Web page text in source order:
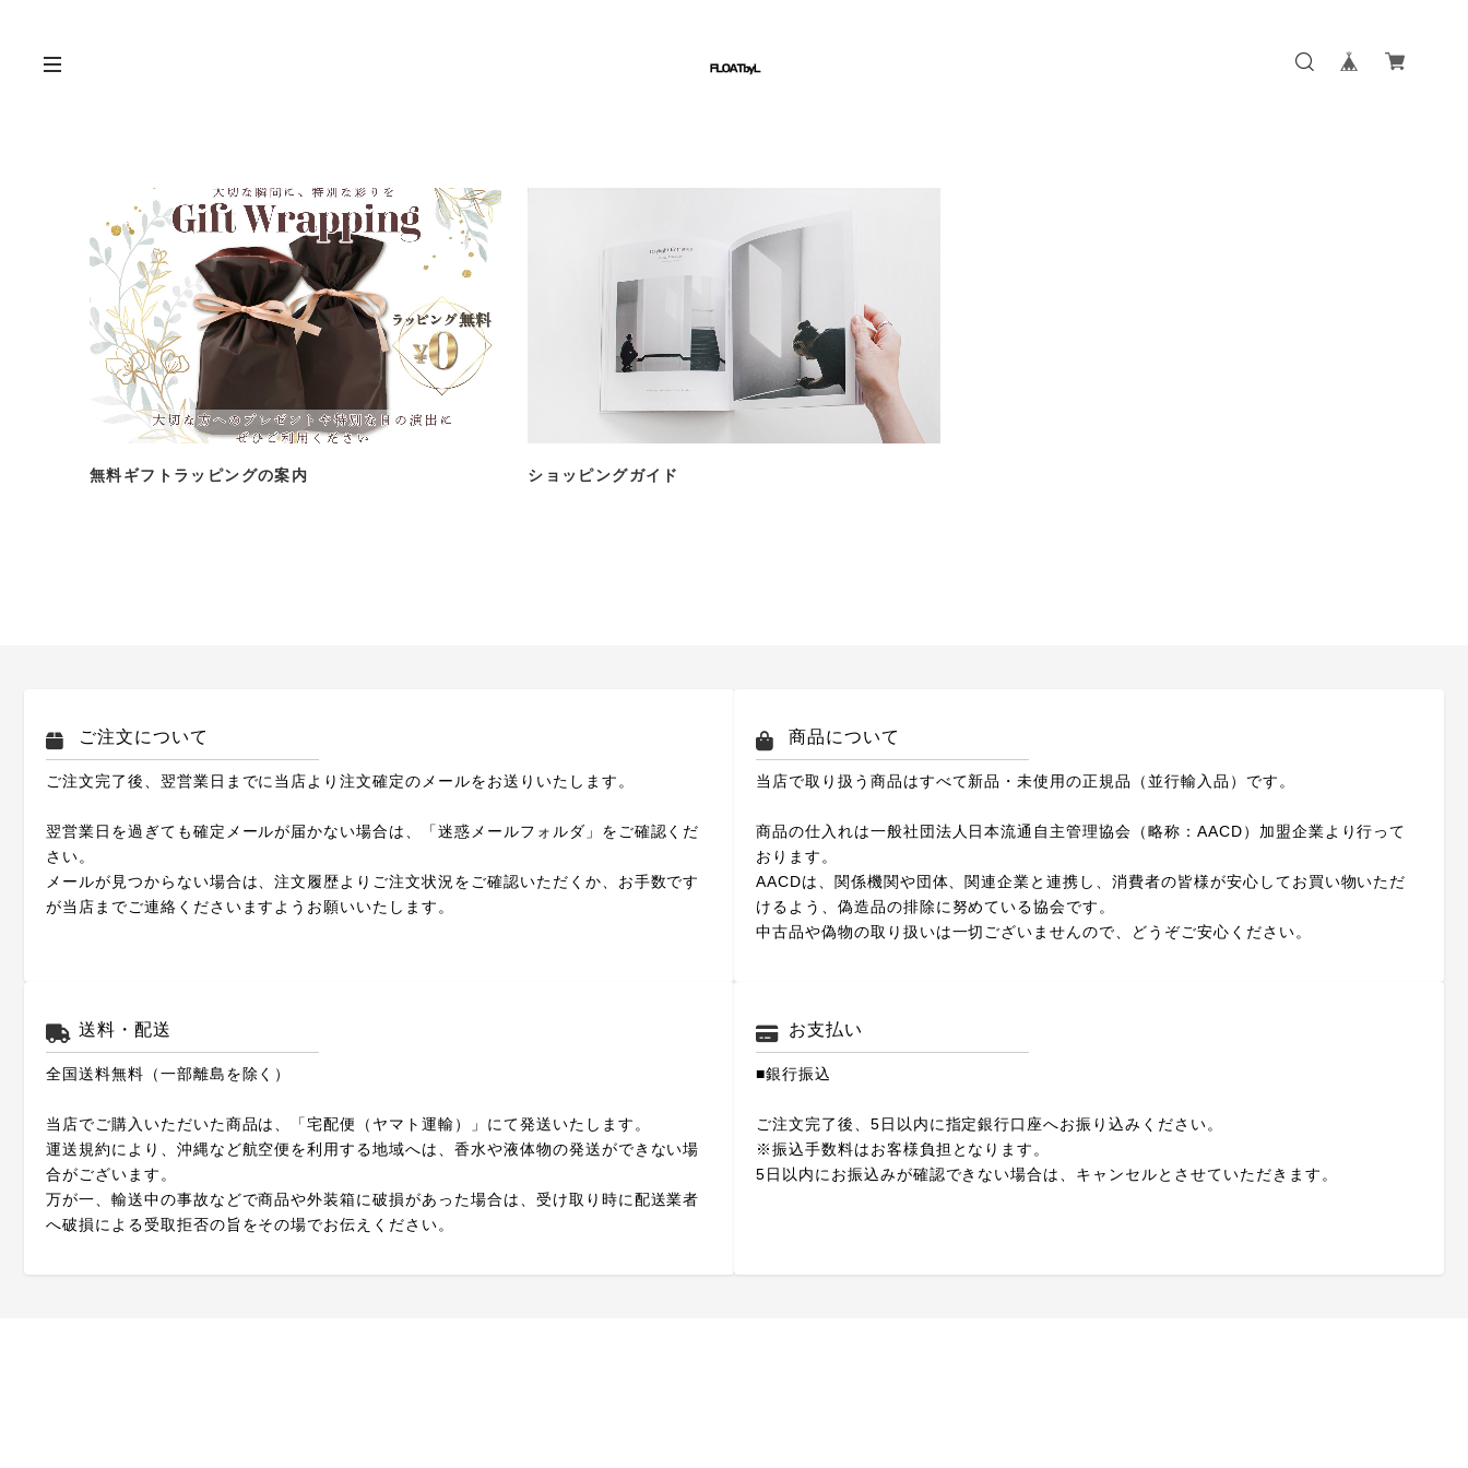
無料ギフトラッピングの案内 ショッピングガイド
ご注文について
ご注文完了後、翌営業日までに当店より注文確定のメールをお送りいたします。
翌営業日を過ぎても確定メールが届かない場合は、「迷惑メールフォルダ」をご確認くだ
さい。
メールが見つからない場合は、注文履歴よりご注文状況をご確認いただくか、お手数です
が当店までご連絡くださいますようお願いいたします。
商品について
当店で取り扱う商品はすべて新品・未使用の正規品（並行輸入品）です。
商品の仕入れは一般社団法人日本流通自主管理協会（略称：AACD）加盟企業より行って
おります。
AACDは、関係機関や団体、関連企業と連携し、消費者の皆様が安心してお買い物いただ
けるよう、偽造品の排除に努めている協会です。
中古品や偽物の取り扱いは一切ございませんので、どうぞご安心ください。
送料・配送
全国送料無料（一部離島を除く）
当店でご購入いただいた商品は、「宅配便（ヤマト運輸）」にて発送いたします。
運送規約により、沖縄など航空便を利用する地域へは、香水や液体物の発送ができない場
合がございます。
万が一、輸送中の事故などで商品や外装箱に破損があった場合は、受け取り時に配送業者
へ破損による受取拒否の旨をその場でお伝えください。
お支払い
■銀行振込
ご注文完了後、5日以内に指定銀行口座へお振り込みください。
※振込手数料はお客様負担となります。
5日以内にお振込みが確認できない場合は、キャンセルとさせていただきます。